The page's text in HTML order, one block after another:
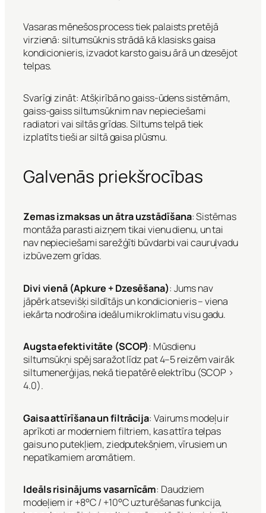
Vasaras mēnešos process tiek palaists pretējā
virzienā: siltumsūknis strādā kā klasisks gaisa
kondicionieris, izvadot karsto gaisu ārā un dzesējot
telpas.
Svarīgi zināt: Atšķirībā no gaiss-ūdens sistēmām,
gaiss-gaiss siltumsūknim nav nepieciešami
radiatori vai siltās grīdas. Siltums telpā tiek
izplatīts tieši ar siltā gaisa plūsmu.
Galvenās priekšrocības
Zemas izmaksas un ātra uzstādīšana: Sistēmas
montāža parasti aizņem tikai vienu dienu, un tai
nav nepieciešami sarežģīti būvdarbi vai cauruļvadu
izbūve zem grīdas.
Divi vienā (Apkure + Dzesēšana): Jums nav
jāpērk atsevišķi sildītājs un kondicionieris – viena
iekārta nodrošina ideālu mikroklimatu visu gadu.
Augsta efektivitāte (SCOP): Mūsdienu
siltumsūkņi spēj saražot līdz pat 4–5 reizēm vairāk
siltumenerģijas, nekā tie patērē elektrību (SCOP >
4.0).
Gaisa attīrīšana un filtrācija: Vairums modeļu ir
aprīkoti ar moderniem filtriem, kas attīra telpas
gaisu no putekļiem, ziedputekšņiem, vīrusiem un
nepatīkamiem aromātiem.
Ideāls risinājums vasarnīcām: Daudziem
modeļiem ir +8°C / +10°C uzturēšanas funkcija,